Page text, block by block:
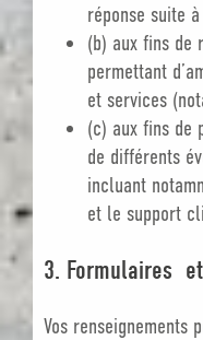
réponse suite
(b) aux fins de
permettant
et services
(c) aux fins de
de différents
incluant
et le support
3. Formulaires
Vos renseignements